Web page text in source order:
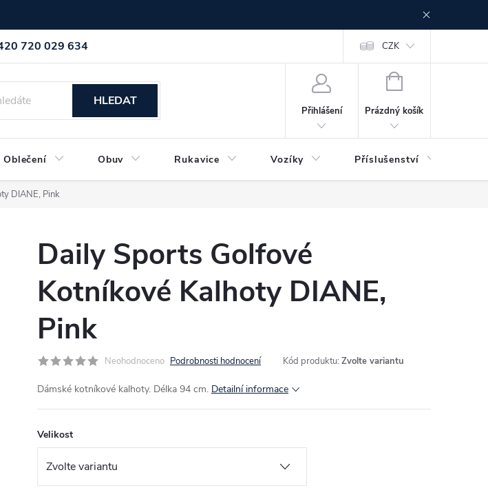
720 029 634
Kontakt CZK
HLEDAT
Přihlášení
NÁKUPNÍ
Prázdný košík
Oblečení Obuv Rukavice Vozíky Příslušenství
DIANE, Pink
Daily Sports Golfové
Kotníkové Kalhoty DIANE,
Pink
Neohodnoceno Podrobnosti hodnocení Kód produktu: Zvolte variantu
Dámské kotníkové kalhoty. Délka 94 cm. Detailní informace
Velikost